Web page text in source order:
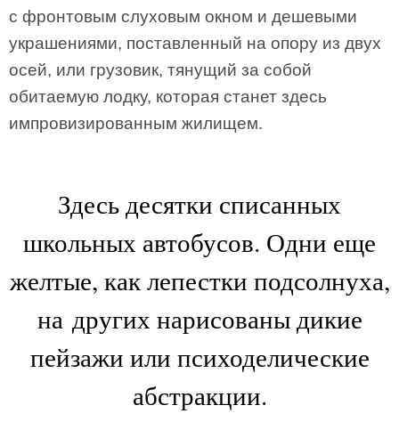
с фронтовым слуховым окном и дешевыми
украшениями, поставленный на опору из двух
осей, или грузовик, тянущий за собой
обитаемую лодку, которая станет здесь
импровизированным жилищем.
Здесь десятки списанных
школьных автобусов. Одни еще
желтые, как лепестки подсолнуха,
на других нарисованы дикие
пейзажи или психоделические
абстракции.